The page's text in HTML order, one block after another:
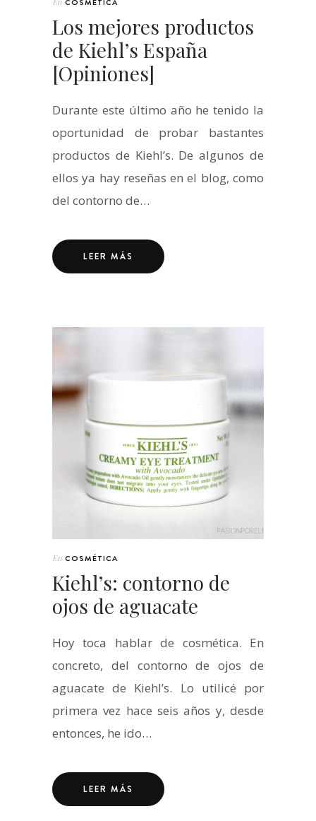
COSMÉTICA
Los mejores productos
de Kiehl’s España
[Opiniones]
Durante este último año he tenido la
oportunidad de probar bastantes
productos de Kiehl’s. De algunos de
ellos ya hay reseñas en el blog, como
del contorno de…
LEER MÁS
En COSMÉTICA
Kiehl’s: contorno de
ojos de aguacate
Hoy toca hablar de cosmética. En
concreto, del contorno de ojos de
aguacate de Kiehl’s. Lo utilicé por
primera vez hace seis años y, desde
entonces, he ido…
LEER MÁS